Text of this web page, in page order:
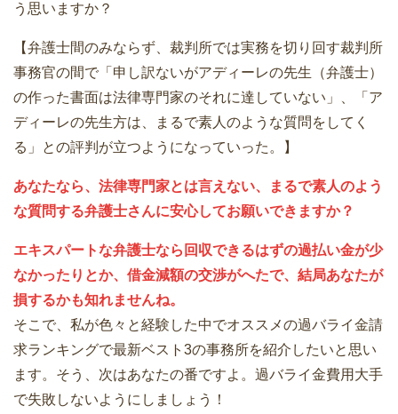
う思いますか？
【弁護士間のみならず、裁判所では実務を切り回す裁判所
事務官の間で「申し訳ないがアディーレの先生（弁護士）
の作った書面は法律専門家のそれに達していない」、「ア
ディーレの先生方は、まるで素人のような質問をしてく
る」との評判が立つようになっていった。】
あなたなら、法律専門家とは言えない、まるで素人のよう
な質問する弁護士さんに安心してお願いできますか？
エキスパートな弁護士なら回収できるはずの過払い金が少
なかったりとか、借金減額の交渉がへたで、結局あなたが
損するかも知れませんね。
そこで、私が色々と経験した中でオススメの過バライ金請
求ランキングで最新ベスト3の事務所を紹介したいと思い
ます。そう、次はあなたの番ですよ。過バライ金費用大手
で失敗しないようにしましょう！